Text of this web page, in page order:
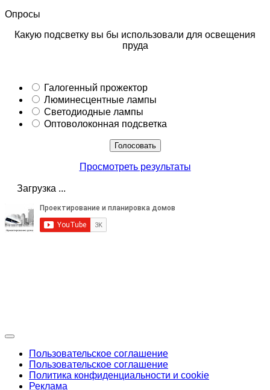
Опросы
Какую подсветку вы бы использовали для освещения
пруда
Галогенный прожектор
Люминесцентные лампы
Светодиодные лампы
Оптоволоконная подсветка
Просмотреть результаты
Загрузка ...
Пользовательское соглашение
Пользовательское соглашение
Политика конфиденциальности и cookie
Реклама